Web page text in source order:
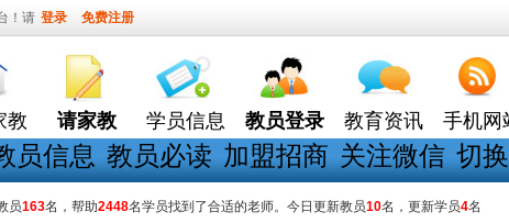
！请 登录 免费注册
教 请家教 学员信息 教员登录 教育资讯 手机网
员信息 教员必读 加盟招商 关注微信 切
员163名，帮助2448名学员找到了合适的老师。今日更新教员10名，更新学员4名